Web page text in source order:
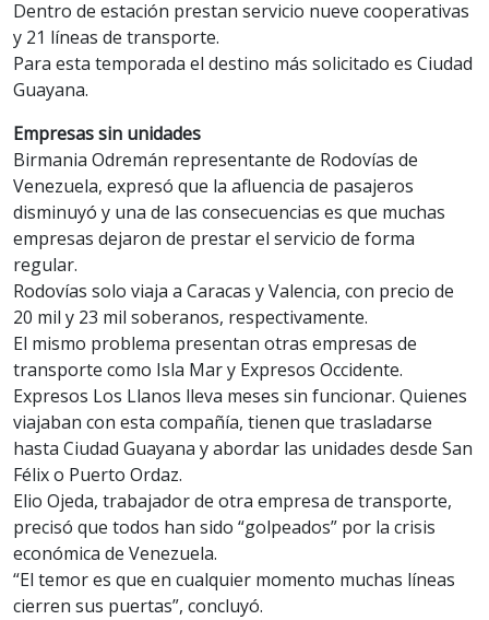
Dentro de estación prestan servicio nueve cooperativas
y 21 líneas de transporte.
Para esta temporada el destino más solicitado es Ciudad
Guayana.
Empresas sin unidades
Birmania Odremán representante de Rodovías de
Venezuela, expresó que la afluencia de pasajeros
disminuyó y una de las consecuencias es que muchas
empresas dejaron de prestar el servicio de forma
regular.
Rodovías solo viaja a Caracas y Valencia, con precio de
20 mil y 23 mil soberanos, respectivamente.
El mismo problema presentan otras empresas de
transporte como Isla Mar y Expresos Occidente.
Expresos Los Llanos lleva meses sin funcionar. Quienes
viajaban con esta compañía, tienen que trasladarse
hasta Ciudad Guayana y abordar las unidades desde San
Félix o Puerto Ordaz.
Elio Ojeda, trabajador de otra empresa de transporte,
precisó que todos han sido “golpeados” por la crisis
económica de Venezuela.
“El temor es que en cualquier momento muchas líneas
cierren sus puertas”, concluyó.